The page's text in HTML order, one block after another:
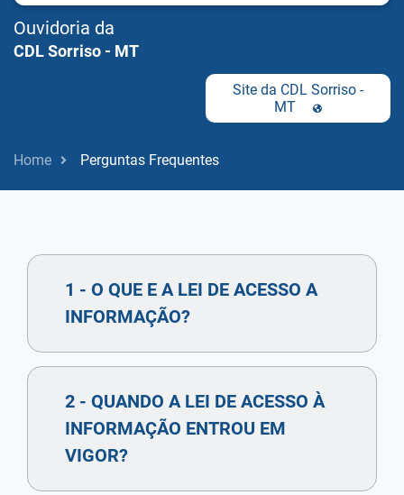
Ouvidoria da
CDL Sorriso - MT
Site da CDL Sorriso -
MT
Home Perguntas Frequentes
1 - O QUE E A LEI DE ACESSO A
INFORMAÇÃO?
2 - QUANDO A LEI DE ACESSO À
INFORMAÇÃO ENTROU EM
VIGOR?